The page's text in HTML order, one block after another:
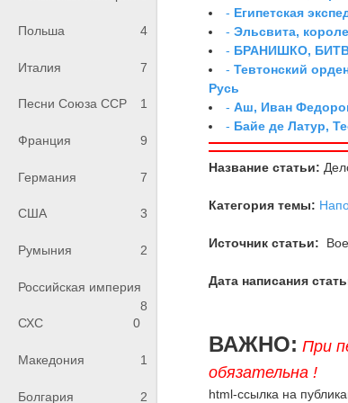
Польша 4
Италия 7
Песни Союза ССР 1
Франция 9
Германия 7
США 3
Румыния 2
Российская империя
8
СХС
0
Македония 1
Болгария 2
- Египетская
-Эльсвита,
- БРАНИШКО,
-Тевтонский
Русь
-Аш, Иван
- Байе де Латур,
Название статьи:
Категория темы:
Источник статьи:
Дата написания
ВАЖНО: При
обязательна !
html-ссылка на